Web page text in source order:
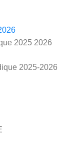
2025 2026
2025-2026